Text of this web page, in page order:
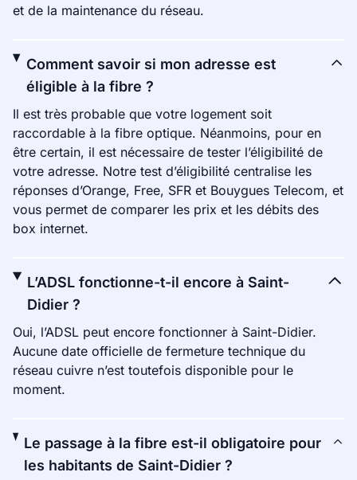
et de la maintenance du réseau.
Comment savoir si mon adresse est
éligible à la fibre ?
Il est très probable que votre logement soit
raccordable à la fibre optique. Néanmoins, pour en
être certain, il est nécessaire de tester l’éligibilité de
votre adresse. Notre test d’éligibilité centralise les
réponses d’Orange, Free, SFR et Bouygues Telecom, et
vous permet de comparer les prix et les débits des
box internet.
L’ADSL fonctionne-t-il encore à Saint-
Didier ?
Oui, l’ADSL peut encore fonctionner à Saint-Didier.
Aucune date officielle de fermeture technique du
réseau cuivre n’est toutefois disponible pour le
moment.
Le passage à la fibre est-il obligatoire pour
les habitants de Saint-Didier ?